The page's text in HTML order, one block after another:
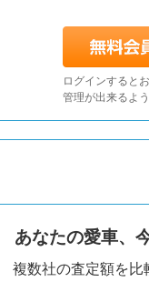
ログインすると
管理が出来るよ
あなたの愛車、
複数社の査定額を